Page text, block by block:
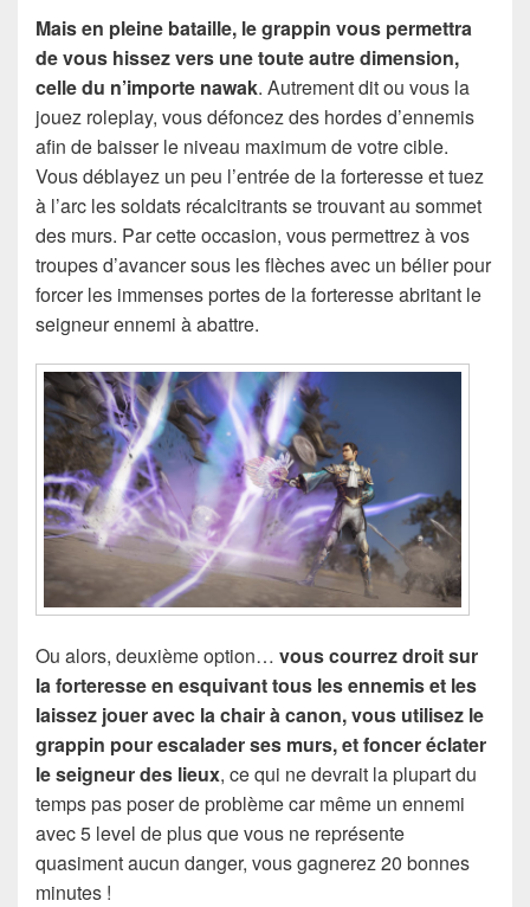
Mais en pleine bataille, le grappin vous permettra
de vous hissez vers une toute autre dimension,
celle du n’importe nawak. Autrement dit ou vous la
jouez roleplay, vous défoncez des hordes d’ennemis
afin de baisser le niveau maximum de votre cible.
Vous déblayez un peu l’entrée de la forteresse et tuez
à l’arc les soldats récalcitrants se trouvant au sommet
des murs. Par cette occasion, vous permettrez à vos
troupes d’avancer sous les flèches avec un bélier pour
forcer les immenses portes de la forteresse abritant le
seigneur ennemi à abattre.
Ou alors, deuxième option… vous courrez droit sur
la forteresse en esquivant tous les ennemis et les
laissez jouer avec la chair à canon, vous utilisez le
grappin pour escalader ses murs, et foncer éclater
le seigneur des lieux, ce qui ne devrait la plupart du
temps pas poser de problème car même un ennemi
avec 5 level de plus que vous ne représente
quasiment aucun danger, vous gagnerez 20 bonnes
minutes !